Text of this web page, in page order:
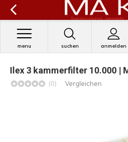
suchen anmelden
menu
Ilex 3 kammerfilter 10.000 |
(0) Vergleichen